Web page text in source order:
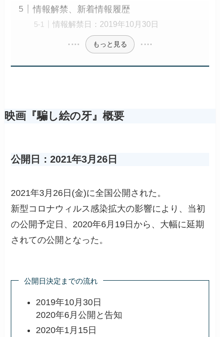
情報解禁、新着情報履歴
情報解禁日：2019年10月30日
もっと見る
映画『騙し絵の牙』概要
公開日：2021年3月26日
2021年3月26日(金)に全国公開された。
新型コロナウィルス感染拡大の影響により、当初
の公開予定日、2020年6月19日から、大幅に延期
されての公開となった。
公開日決定までの流れ
2019年10月30日
2020年6月公開と告知
2020年1月15日